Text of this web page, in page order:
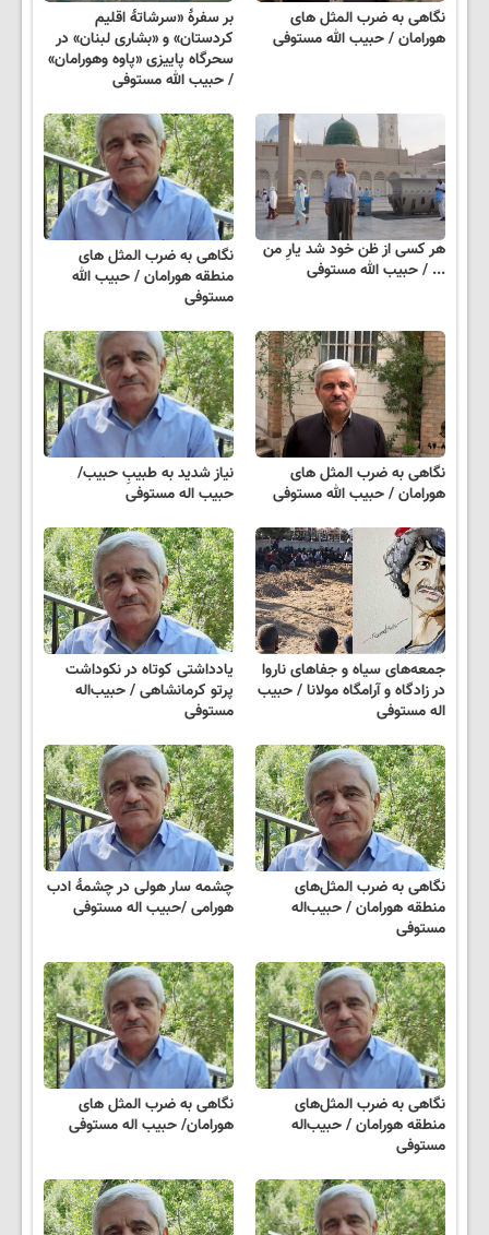
نگاهی به ضرب المثل های
هورامان / حبیب الله مستوفی
بر سفرۀ «سرشاتۀ اقلیم
کردستان» و «بشاری لبنان» در
سحرگاه پاییزی «پاوه وهورامان»
/ حبیب الله مستوفی
هر کسی از ظن خود شد یارِ من
... / حبیب الله مستوفی
نگاهی به ضرب المثل های
منطقه هورامان / حبیب الله
مستوفی
نگاهی به ضرب المثل های
هورامان / حبیب الله مستوفی
نیاز شدید به طبیبِ حبیب/
حبیب اله مستوفی
جمعه‌های سیاه و جفاهای ناروا
در زادگاه و آرامگاه مولانا / حبیب
اله مستوفی
یادداشتی کوتاه در نکوداشت
پرتو کرمانشاهی / حبیب‌اله
مستوفی
نگاهی به ضرب المثل‌های
منطقه هورامان / حبیب‌اله
مستوفی
چشمه سار هولی در چشمۀ ادب
هورامی /حبیب اله مستوفی
نگاهی به ضرب المثل‌های
منطقه هورامان / حبیب‌اله
مستوفی
نگاهی به ضرب المثل های
هورامان/ حبیب اله مستوفی